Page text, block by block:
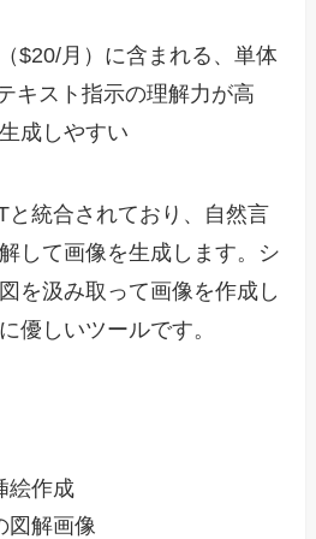
$20/月）に含まれる、単体
キスト指示の理解力が高
成しやすい
と統合されており、自然言
して画像を生成します。シ
を汲み取って画像を作成し
優しいツールです。
絵作成
図解画像